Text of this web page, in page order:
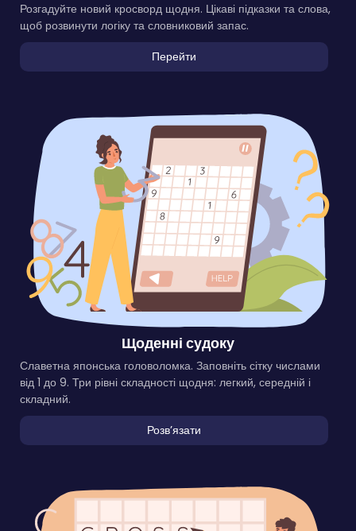
Розгадуйте новий кросворд щодня. Цікаві підказки та слова,
щоб розвинути логіку та словниковий запас.
Перейти
Щоденні судоку
Славетна японська головоломка. Заповніть сітку числами
від 1 до 9. Три рівні складності щодня: легкий, середній і
складний.
Розвʼязати